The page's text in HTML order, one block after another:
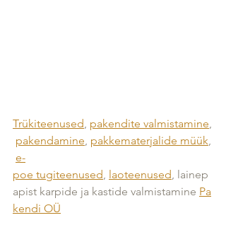
Trükiteenused, pakendite valmistamine,
pakendamine, pakkematerjalide müük,
e-
poe tugiteenused, laoteenused, lainep
apist karpide ja kastide valmistamine Pa
kendi OÜ